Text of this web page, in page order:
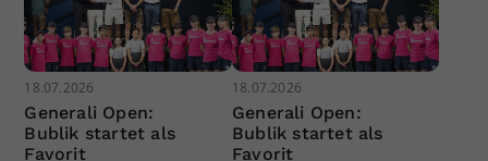
18.07.2026
Generali Open:
Bublik startet als
Favorit
18.07.2026
Generali Open:
Bublik startet als
Favorit